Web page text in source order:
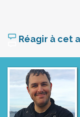
Réagir à cet